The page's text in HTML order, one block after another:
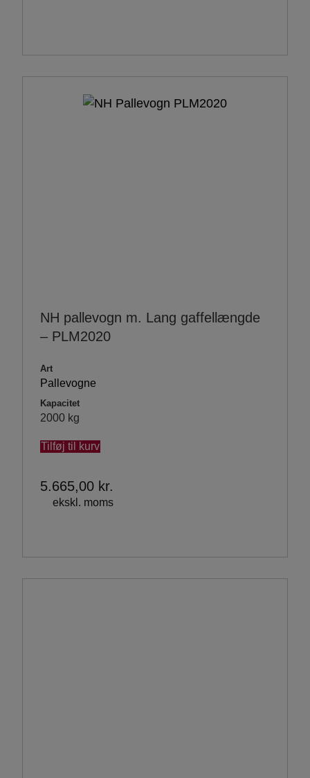
NH pallevogn m. Lang gaffellængde
– PLM2020
Art
Pallevogne
Kapacitet
2000 kg
Tilføj til kurv
5.665,00 kr.
ekskl. moms